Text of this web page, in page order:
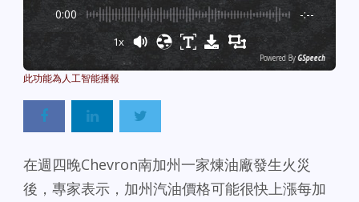
0:00 -:--
1x
Powered By GSpeech
在週四晚Chevron南加州一家煉油廠發生火災
後，專家表示，加州汽油價格可能很快上漲每加